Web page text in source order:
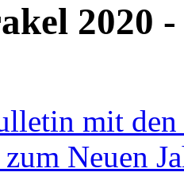
2020
mit den
Neuen